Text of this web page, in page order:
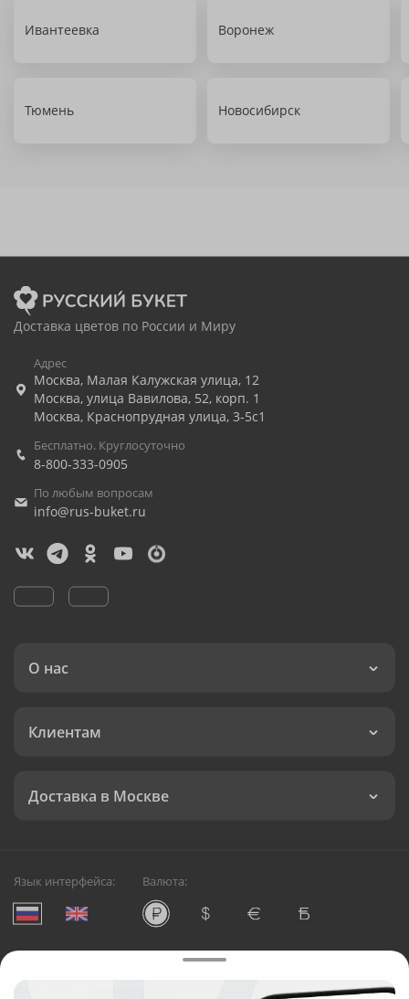
Ивантеевка Воронеж
Тюмень Новосибирск
Доставка цветов по России и Миру
Адрес
Москва, Малая Калужская улица, 12
Москва, улица Вавилова, 52, корп. 1
Москва, Краснопрудная улица, 3-5с1
Бесплатно. Круглосуточно
8-800-333-0905
По любым вопросам
info@rus-buket.ru
О нас
Клиентам
Доставка в Москве
Язык интерфейса: Валюта:
Служба круглосуточной доставки цветов в Москве
Русский Букет, 2026